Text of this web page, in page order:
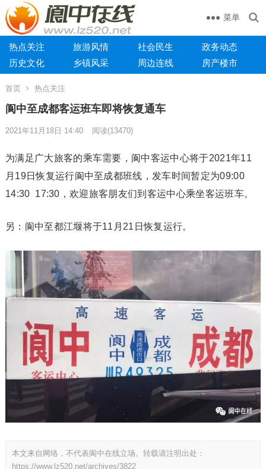
菜单
热点关注 旅游风情 社会民生
政务动态
历史文化
乡镇风采 周边连线 房产楼市
首页 热点关注
阆中至成都客运班车即将恢复通车
2021年11月18日 14:40 阅读(13470)
为满足广大旅客的乘车需要，阆中客运中心将于2021年11
月19日恢复运行阆中至成都班线，发车时间暂定为09:00
14:30 17:30，欢迎旅客朋友们到客运中心乘坐客运班车。
另：阆中至都江堰将于11月21日恢复运行。
本文来自网络，不代表阆中在线立场。转载请注明出处：
https://www.lz520.net/archives/3822